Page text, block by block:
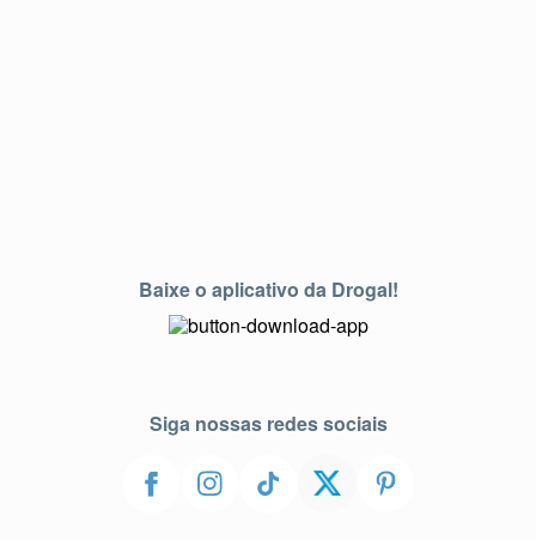
Baixe o aplicativo da Drogal!
Siga nossas redes sociais